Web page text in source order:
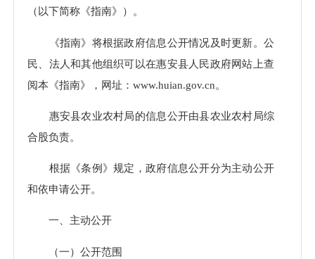
（以下简称《指南》）。
《指南》将根据政府信息公开情况及时更新。公
民、法人和其他组织可以在惠安县人民政府网站上查
阅本《指南》，网址： www.huian.gov.cn。
惠安县农业农村局的信息公开由县农业农村局综
合股负责。
根据《条例》规定，政府信息公开分为主动公开
和依申请公开。
一、主动公开
（一）公开范围